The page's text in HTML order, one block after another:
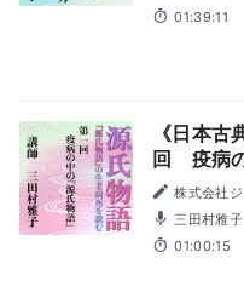
01:39:11
《日本
回 疫病
株式会社
三田村雅子
01:00:15